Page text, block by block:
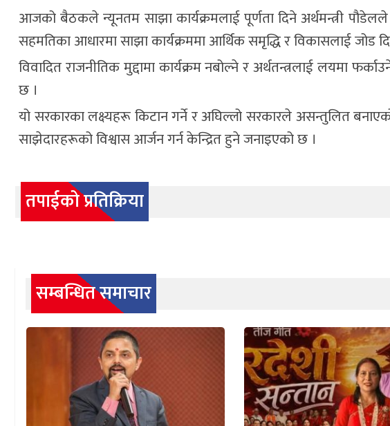
आजको बैठकले न्यूनतम साझा कार्यक्रमलाई पूर्णता दिने अर्थमन्त्री
सहमतिका आधारमा साझा कार्यक्रममा आर्थिक समृद्धि र विकासलाई जोड
विवादित राजनीतिक मुद्दामा कार्यक्रम नबोल्ने र अर्थतन्त्रलाई लयमा
छ ।
यो सरकारका लक्ष्यहरू किटान गर्ने र अघिल्लो सरकारले असन्तुलित
साझेदारहरूको विश्वास आर्जन गर्न केन्द्रित हुने जनाइएको छ ।
तपाईको प्रतिक्रिया
सम्बन्धित समाचार